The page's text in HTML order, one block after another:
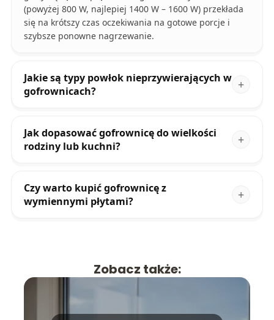
(powyżej 800 W, najlepiej 1400 W – 1600 W) przekłada
się na krótszy czas oczekiwania na gotowe porcje i
szybsze ponowne nagrzewanie.
Jakie są typy powłok nieprzywierających w
gofrownicach?
Jak dopasować gofrownicę do wielkości
rodziny lub kuchni?
Czy warto kupić gofrownicę z
wymiennymi płytami?
Zobacz także: